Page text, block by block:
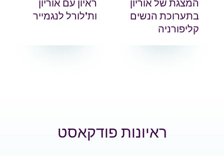
המצגת של אוריון
בתערוכת הנשים
קליפורניה
ראיון עם אוריון
ות'לורל לנגמייר
ראיונות פודקאסט